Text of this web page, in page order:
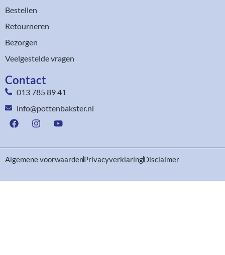
Bestellen
Retourneren
Bezorgen
Veelgestelde vragen
Contact
013 785 89 41
info@pottenbakster.nl
Algemene voorwaardenPrivacyverklaringDisclaimer